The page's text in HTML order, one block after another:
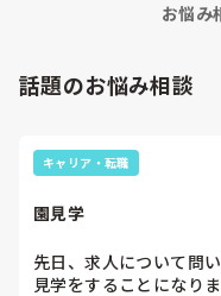
お悩み
話題のお悩み相談
キャリア・転職
園見学
先日、求人について問
見学をすることになりま